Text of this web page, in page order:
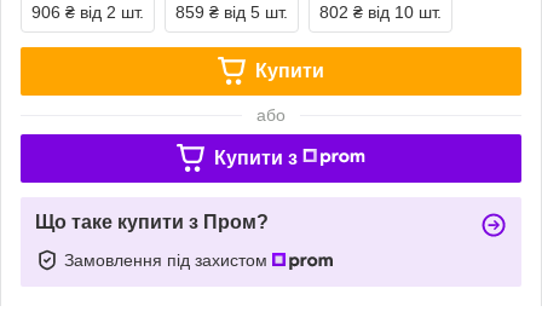
906 ₴ від 2 шт. 859 ₴ від 5 шт. 802 ₴ від 10 шт.
Купити
або
Купити з
Що таке купити з Пром?
Замовлення під захистом